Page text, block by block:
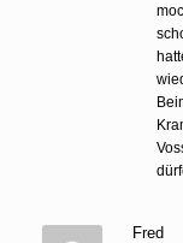
Fred